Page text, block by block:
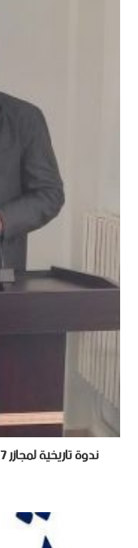
ندوة تاريخية لمجازر 17 أكتوبر 1961 وتضامنا أيضا مع فلسطين